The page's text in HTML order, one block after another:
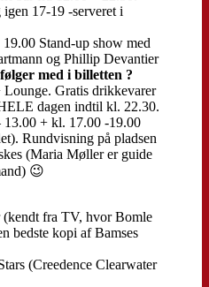
17-19 -serveret i
Stand-up show med
og Phillip Devantier
med i billetten ?
Gratis drikkevarer
dagen indtil kl. 22.30.
+ kl. 17.00 -19.00
Rundvisning på pladsen
(Maria Møller er guide
😉
fra TV, hvor Bomle
bedste kopi af Bamses
(Creedence Clearwater